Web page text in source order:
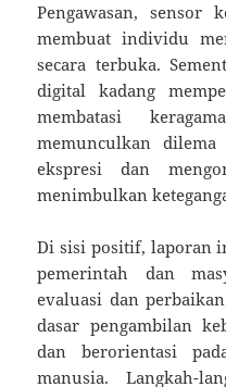
Pengawasan, sensor
membuat individu
secara terbuka.
digital kadang
membatasi
memunculkan dilema
ekspresi dan
menimbulkan
Di sisi positif, laporan
pemerintah dan
evaluasi dan
dasar pengambilan
dan berorientasi
manusia. Langkah-